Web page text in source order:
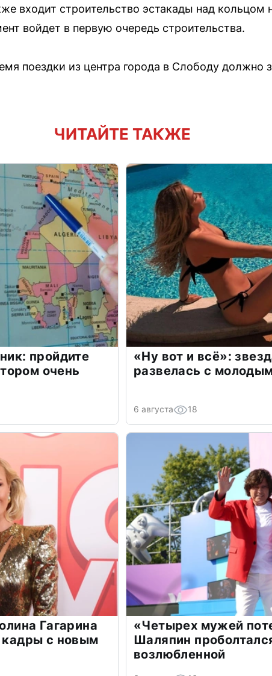
входит строительство эстакады над кольцом
войдет в первую очередь строительства.
поездки из центра города в Слободу должно
ЧИТАЙТЕ ТАКЖЕ
пройдите
очень
«Ну вот и всё»:
развелась с
6 августа 18
Гагарина
кадры с новым
«Четырех мужей
Шаляпин
возлюбленной